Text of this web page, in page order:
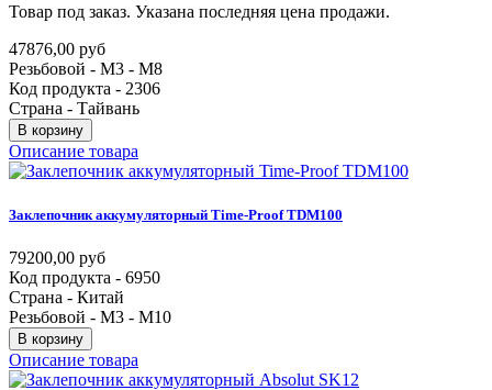
Товар под заказ. Указана последняя цена продажи.
47876,00 руб
Резьбовой - M3 - M8
Код продукта - 2306
Страна - Тайвань
В корзину
Описание товара
Заклепочник аккумуляторный Time-Proof TDM100
79200,00 руб
Код продукта - 6950
Страна - Китай
Резьбовой - М3 - M10
В корзину
Описание товара